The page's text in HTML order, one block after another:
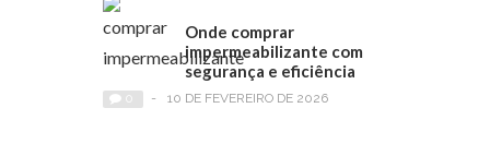
Onde comprar
impermeabilizante com
segurança e eficiência
- 10 DE FEVEREIRO DE 2026